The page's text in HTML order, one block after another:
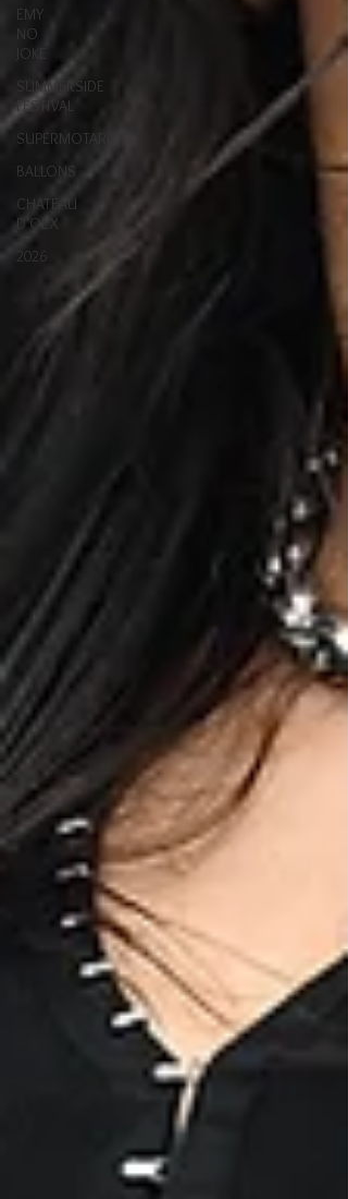
EMY
NO
JOKE
SUMMERSIDE
FESTIVAL
SUPERMOTARD
BALLONS
CHATEAU
D'OEX
2026